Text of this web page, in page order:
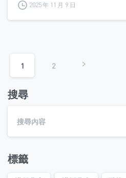
2025 年 11 月 9 日
1 2
搜尋
標籤